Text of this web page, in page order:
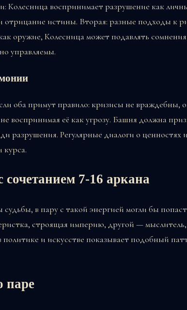
Колесница воспринимает разрушение как
отрицание истины. Вторая: разные подходы к
оружие, Колесница может подавлять
управляемы.
оба примут правило: кризисы не враждебны,
воспринимая её как угрозу. Башня должна
разрушения. Регулярные диалоги о ценностях
курса.
7-16 аркана
судьбы, в пару с такой энергией могли бы
строящая империю, другой —
и искусстве показывает подобный
паре